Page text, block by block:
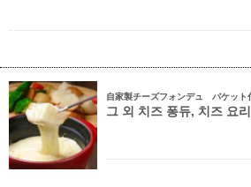
自家製チーズフォンデュ バケット
그 외 치즈 퐁듀, 치즈 요리